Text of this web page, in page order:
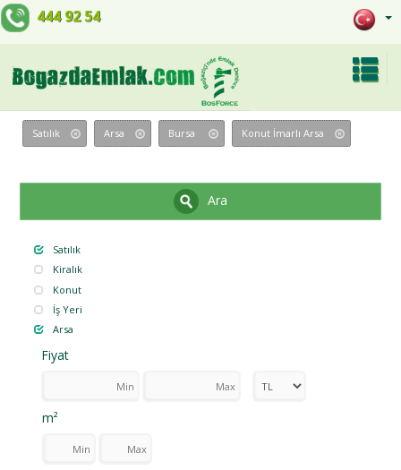
444 92 54
Satılık Arsa Bursa Konut İmarlı Arsa
Ara
Satılık
Kiralık
Konut
İş Yeri
Arsa
Fiyat
m²